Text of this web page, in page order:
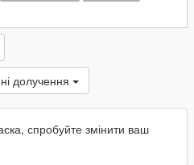
долучення
спробуйте змінити ваш